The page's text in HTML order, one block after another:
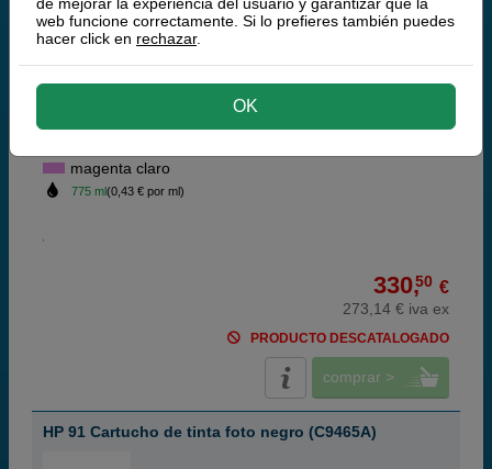
HP 91 Cartucho de tinta magenta claro (C9471A)
magenta claro
775 ml(0,43 € por ml)
330,50 €
273,14 € iva ex
PRODUCTO DESCATALOGADO
comprar >
HP 91 Cartucho de tinta foto negro (C9465A)
web funcione correctamente. Si lo prefieres también puedes
hacer click en rechazar.
OK